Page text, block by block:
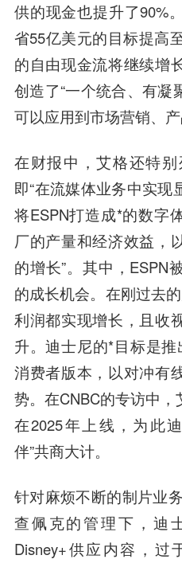
供的现金也提升了90%
省55亿美元的目标提高
的自由现金流将继续增
创造了“一个统合、有凝
可以应用到市场营销、产
在财报中，艾格还特
即“在流媒体业务中实现
将ESPN打造成*的数字
厂的产量和经济效益，
的增长”。其中，ESPN
的成长机会。在刚过去
利润都实现增长，且收
升。迪士尼的*目标是
消费者版本，以对冲有
势。在CNBC的专访中
在2025年上线，为此
伴”共商大计。
针对麻烦不断的制片业
查佩克的管理下，迪
Disney+供应内容，过